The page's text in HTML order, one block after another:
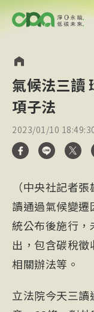
氣候法三讀
項子法
2023/01/10
（中央社記者
讀通過氣候變
統公布後施行，
出，包含碳稅
相關辦法等。
立法院今天三